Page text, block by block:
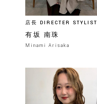
店長 DIRECTER STYLIST
有坂 南珠
Minami Arisaka